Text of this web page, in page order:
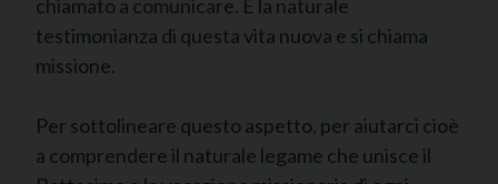
chiamato a comunicare. È la naturale
testimonianza di questa vita nuova e si chiama
missione.
Per sottolineare questo aspetto, per aiutarci cioè
a comprendere il naturale legame che unisce il